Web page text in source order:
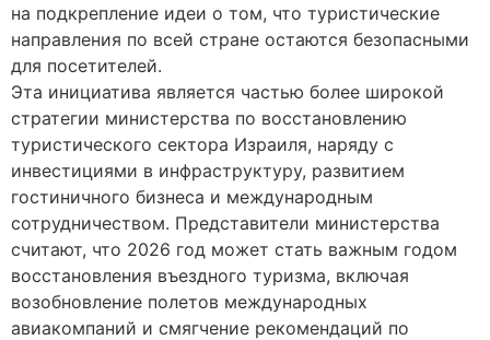
на подкрепление идеи о том, что туристические
направления по всей стране остаются безопасными
для посетителей.
Эта инициатива является частью более широкой
стратегии министерства по восстановлению
туристического сектора Израиля, наряду с
инвестициями в инфраструктуру, развитием
гостиничного бизнеса и международным
сотрудничеством. Представители министерства
считают, что 2026 год может стать важным годом
восстановления въездного туризма, включая
возобновление полетов международных
авиакомпаний и смягчение рекомендаций по